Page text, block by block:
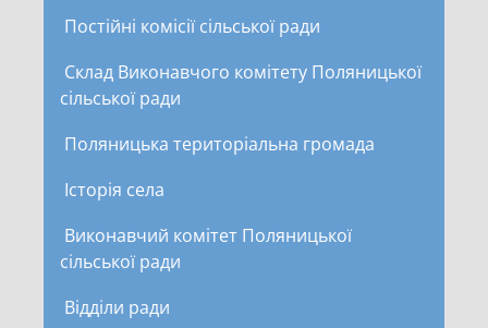
Постійні комісії сільської ради
Склад Виконавчого комітету Поляницької
сільської ради
Поляницька територіальна громада
Історія села
Виконавчий комітет Поляницької
сільської ради
Відділи ради